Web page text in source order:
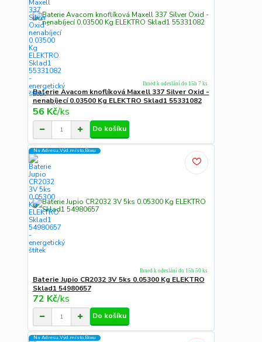
Baterie Avacom knoflíková Maxell 337 Silver Oxid -
nenabíjecí 0.03500 Kg ELEKTRO Sklad1 55331082
56 Kč/ks
Ihned k odeslání do 15h 7 ks
Do košíku
Na Adresu,Výd.místo,Boxu
Baterie Jupio CR2032 3V 5ks 0.05300 Kg ELEKTRO
Sklad1 54980657
72 Kč/ks
Ihned k odeslání do 15h 50 ks
Do košíku
Na Adresu,Výd.místo,Boxu